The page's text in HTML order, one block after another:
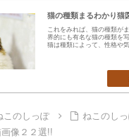
猫の種類まるわかり猫
これをみれば、猫の種類が
界的にも有名な猫の種類を
猫は種類によって、性格や
このしっぽ
ねこのし
像２２選!!